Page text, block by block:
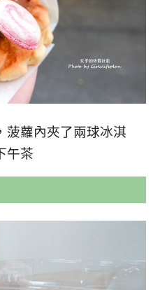
菠蘿內夾了兩球冰淇
午茶